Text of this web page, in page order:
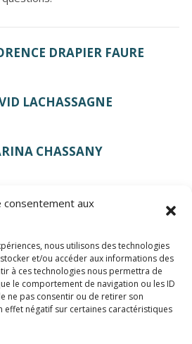
consentement aux
nous utilisons des technologies
et/ou accéder aux informations des
à ces technologies nous permettra de
le comportement de navigation ou les ID
ne pas consentir ou de retirer son
effet négatif sur certaines caractéristiques
DRAPIER FAURE
LACHASSAGNE
CHASSANY
2026